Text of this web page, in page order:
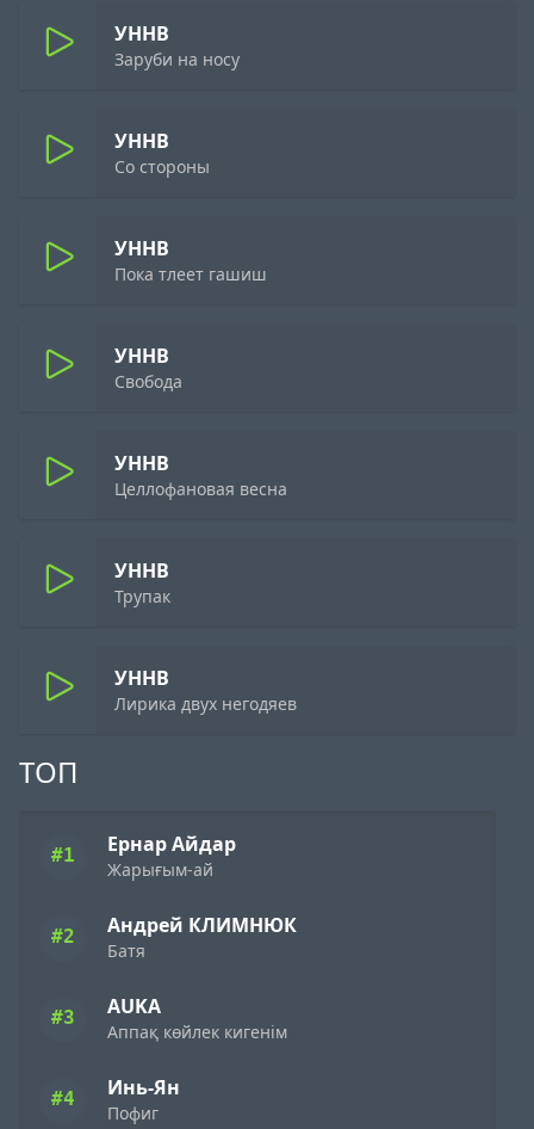
ТОП
#1 Ернар Айдар
Жарығым-ай
#2 Андрей КЛИМНЮК
Батя
#3 AUKA
Аппақ көйлек кигенім
#4 Инь-Ян
Пофиг
УННВ
Заруби на носу
УННВ
Со стороны
УННВ
Пока тлеет гашиш
УННВ
Свобода
УННВ
Целлофановая весна
УННВ
Трупак
УННВ
Лирика двух негодяев